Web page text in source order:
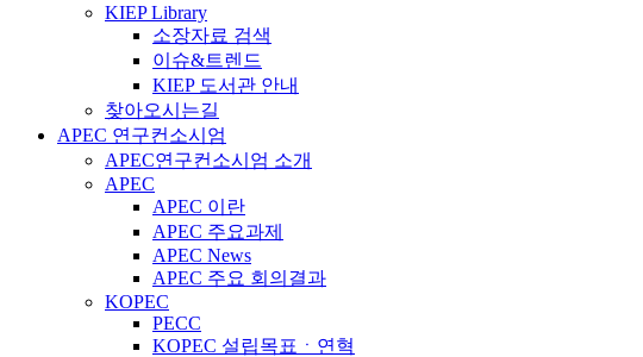
KIEP Library
소장자료 검색
이슈&트렌드
KIEP 도서관 안내
찾아오시는길
APEC 연구컨소시엄
APEC연구컨소시엄 소개
APEC
APEC 이란
APEC 주요과제
APEC News
APEC 주요 회의결과
KOPEC
PECC
KOPEC 설립목표ㆍ연혁